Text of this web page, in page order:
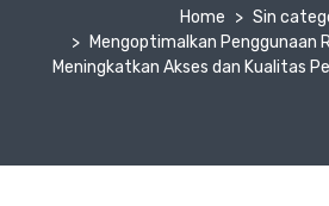
Home
Sin
Mengoptimalkan Penggunaan
Meningkatkan Akses dan Kualitas